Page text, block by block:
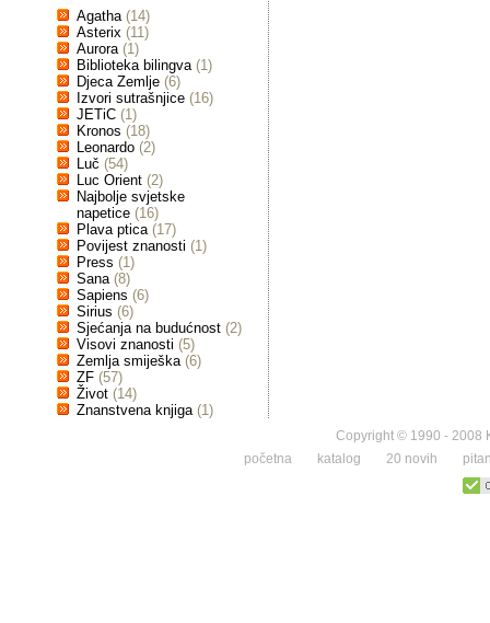
Agatha (14)
Asterix (11)
Aurora (1)
Biblioteka bilingva (1)
Djeca Zemlje (6)
Izvori sutrašnjice (16)
JETiC (1)
Kronos (18)
Leonardo (2)
Luč (54)
Luc Orient (2)
Najbolje svjetske
napetice (16)
Plava ptica (17)
Povijest znanosti (1)
Press (1)
Sana (8)
Sapiens (6)
Sirius (6)
Sjećanja na budućnost (2)
Visovi znanosti (5)
Zemlja smiješka (6)
ZF (57)
Život (14)
Znanstvena knjiga (1)
Copyright © 1990 - 2008
početna
katalog 20 novih